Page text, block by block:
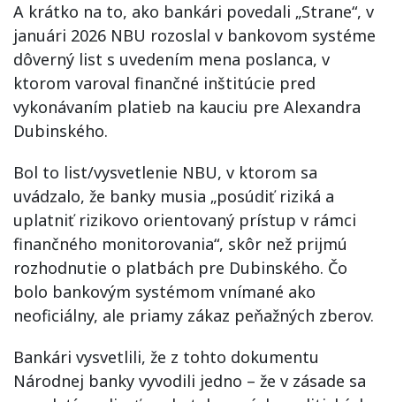
A krátko na to, ako bankári povedali „Strane“, v
januári 2026 NBU rozoslal v bankovom systéme
dôverný list s uvedením mena poslanca, v
ktorom varoval finančné inštitúcie pred
vykonávaním platieb na kauciu pre Alexandra
Dubinského.
Bol to list/vysvetlenie NBU, v ktorom sa
uvádzalo, že banky musia „posúdiť riziká a
uplatniť rizikovo orientovaný prístup v rámci
finančného monitorovania“, skôr než prijmú
rozhodnutie o platbách pre Dubinského. Čo
bolo bankovým systémom vnímané ako
neoficiálny, ale priamy zákaz peňažných zberov.
Bankári vysvetlili, že z tohto dokumentu
Národnej banky vyvodili jedno – že v zásade sa